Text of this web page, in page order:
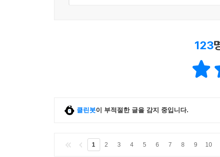
123
클린봇이 부적절한 글을 감지 중입니다.
1 2 3 4 5 6 7 8 9 10